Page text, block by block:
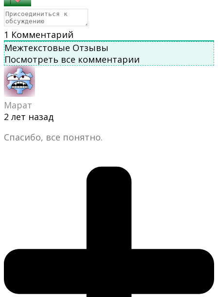
1 Комментарий
Межтекстовые Отзывы
Посмотреть все комментарии
Марат
2 лет назад
Спасибо, все понятно.